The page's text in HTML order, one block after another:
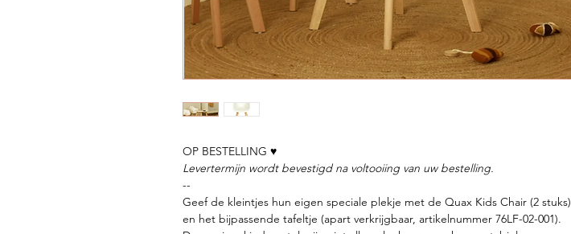
OP BESTELLING ♥
Levertermijn wordt bevestigd na voltooiing van uw bestelling.
--
Geef de kleintjes hun eigen speciale plekje met de Quax Kids Chair (2 stuks)
en het bijpassende tafeltje (apart verkrijgbaar, artikelnummer 76LF-02-001).